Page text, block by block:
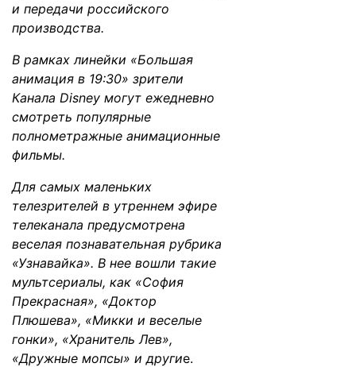
и передачи российского
производства.
В рамках линейки «Большая
анимация в 19:30» зрители
Канала Disney могут ежедневно
смотреть популярные
полнометражные анимационные
фильмы.
Для самых маленьких
телезрителей в утреннем эфире
телеканала предусмотрена
веселая познавательная рубрика
«Узнавайка». В нее вошли такие
мультсериалы, как «София
Прекрасная», «Доктор
Плюшева», «Микки и веселые
гонки», «Хранитель Лев»,
«Дружные мопсы» и другие.